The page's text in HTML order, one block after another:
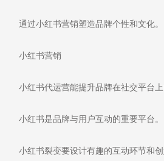
通过小红书营销塑造品牌个性和文化。
小红书营销
小红书代运营能提升品牌在社交平台上
小红书是品牌与用户互动的重要平台。
小红书裂变要设计有趣的互动环节和